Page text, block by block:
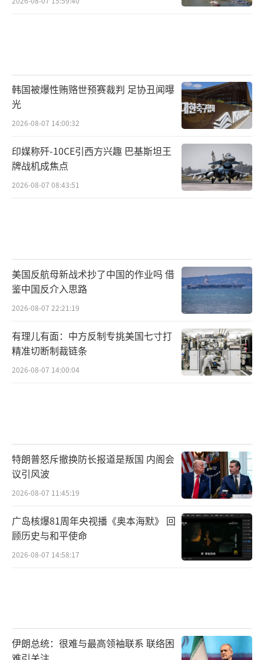
韩国被爆性贿赂世预赛裁判 足协丑闻曝
光
2026-08-07 14:00:32
印媒称歼-10CE引西方兴趣 巴基斯坦王
牌战机成焦点
2026-08-07 08:43:51
美国反航母新战术抄了中国的作业吗 借
鉴中国反介入思路
2026-08-07 22:21:19
有理儿有面：中方反制专挑美国七寸打
精准切断制裁链条
2026-08-07 14:00:04
特朗普怒斥撤换防长报道是叛国 内阁会
议引风波
2026-08-07 11:45:19
广岛核爆81周年央视播《奥本海默》 回
顾历史与和平使命
2026-08-07 14:58:17
伊朗总统：很难与最高领袖联系 联络困